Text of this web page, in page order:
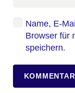
Name, E-
Browser für
speichern.